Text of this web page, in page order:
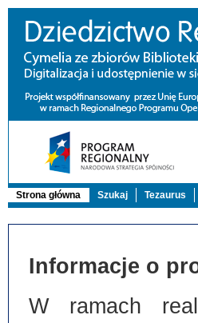
Strona główna Szukaj Tezaurus
Informacje o
W ramach